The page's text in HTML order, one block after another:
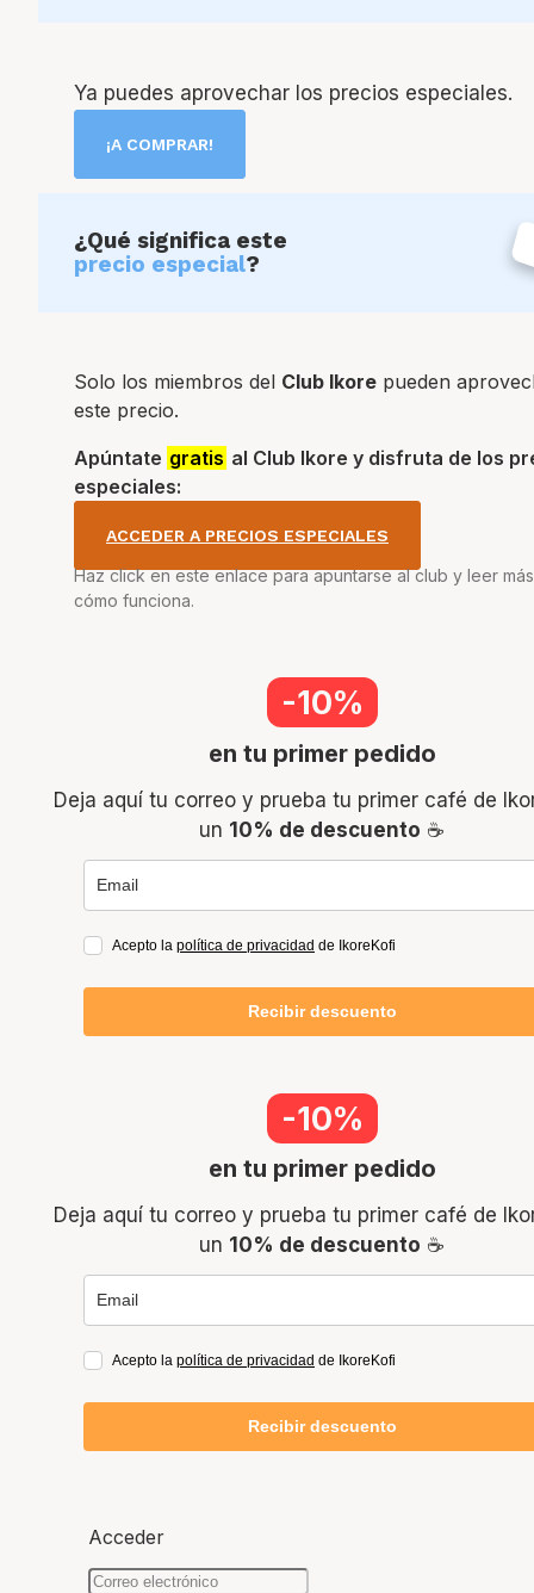
Ya puedes aprovechar los precios especiales.
¡A COMPRAR!
¿Qué significa este
precio especial?
Solo los miembros del Club Ikore pueden
este precio.
Apúntate gratis al Club Ikore y disfruta de los
especiales:
ACCEDER A PRECIOS ESPECIALES
Haz click en este enlace para apuntarse al club y leer
cómo funciona.
-10%
en tu primer pedido
Deja aquí tu correo y prueba tu primer café de
un 10% de descuento ☕
Acepto la política de privacidad de IkoreKofi
Recibir descuento
-10%
en tu primer pedido
Deja aquí tu correo y prueba tu primer café de
un 10% de descuento ☕
Acepto la política de privacidad de IkoreKofi
Recibir descuento
Acceder